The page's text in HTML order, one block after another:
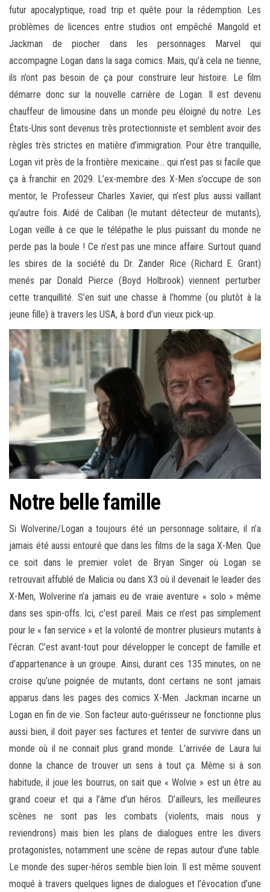
futur apocalyptique, road trip et quête pour la rédemption. Les
problèmes de licences entre studios ont empêché Mangold et
Jackman de piocher dans les personnages Marvel qui
accompagne Logan dans la saga comics. Mais, qu’à cela ne tienne,
ils n’ont pas besoin de ça pour construire leur histoire. Le film
démarre donc sur la nouvelle carrière de Logan. Il est devenu
chauffeur de limousine dans un monde peu éloigné du notre. Les
États-Unis sont devenus très protectionniste et semblent avoir des
règles très strictes en matière d’immigration. Pour être tranquille,
Logan vit près de la frontière mexicaine… qui n’est pas si facile que
ça à franchir en 2029. L’ex-membre des X-Men s’occupe de son
mentor, le Professeur Charles Xavier, qui n’est plus aussi vaillant
qu’autre fois. Aidé de Caliban (le mutant détecteur de mutants),
Logan veille à ce que le télépathe le plus puissant du monde ne
perde pas la boule ! Ce n’est pas une mince affaire. Surtout quand
les sbires de la société du Dr. Zander Rice (Richard E. Grant)
menés par Donald Pierce (Boyd Holbrook) viennent perturber
cette tranquillité. S’en suit une chasse à l’homme (ou plutôt à la
jeune fille) à travers les USA, à bord d’un vieux pick-up.
Notre belle famille
Si Wolverine/Logan a toujours été un personnage solitaire, il n’a
jamais été aussi entouré que dans les films de la saga X-Men. Que
ce soit dans le premier volet de Bryan Singer où Logan se
retrouvait affublé de Malicia ou dans X3 où il devenait le leader des
X-Men, Wolverine n’a jamais eu de vraie aventure « solo » même
dans ses spin-offs. Ici, c’est pareil. Mais ce n’est pas simplement
pour le « fan service » et la volonté de montrer plusieurs mutants à
l’écran. C’est avant-tout pour développer le concept de famille et
d’appartenance à un groupe. Ainsi, durant ces 135 minutes, on ne
croise qu’une poignée de mutants, dont certains ne sont jamais
apparus dans les pages des comics X-Men. Jackman incarne un
Logan en fin de vie. Son facteur auto-guérisseur ne fonctionne plus
aussi bien, il doit payer ses factures et tenter de survivre dans un
monde où il ne connait plus grand monde. L’arrivée de Laura lui
donne la chance de trouver un sens à tout ça. Même si à son
habitude, il joue les bourrus, on sait que « Wolvie » est un être au
grand coeur et qui a l’âme d’un héros. D’ailleurs, les meilleures
scènes ne sont pas les combats (violents, mais nous y
reviendrons) mais bien les plans de dialogues entre les divers
protagonistes, notamment une scène de repas autour d’une table.
Le monde des super-héros semble bien loin. Il est même souvent
moqué à travers quelques lignes de dialogues et l’évocation d’une